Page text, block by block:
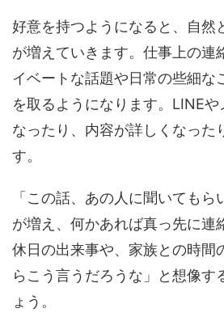
好意を持つようになると、自然
が増えていきます。仕事上の連
イベートな話題や日常の些細な
を取るようになります。LINEや
なったり、内容が詳しくなった
す。
「この話、あの人に聞いてもら
が増え、何かあれば真っ先に連
休日の出来事や、家族との時間
らこう言うだろうな」と想像す
ょう。